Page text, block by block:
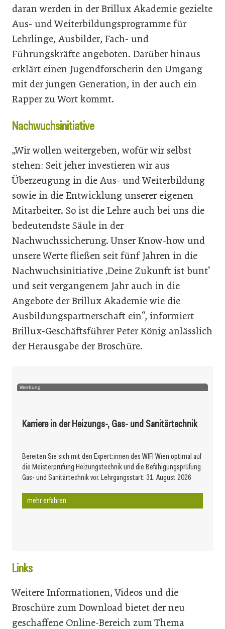
daran werden in der Brillux Akademie gezielte
Aus- und Weiterbildungsprogramme für
Lehrlinge, Ausbilder, Fach- und
Führungskräfte angeboten. Darüber hinaus
erklärt einen Jugendforscherin den Umgang
mit der jungen Generation, in der auch ein
Rapper zu Wort kommt.
Nachwuchsinitiative
„Wir wollen weitergeben, wofür wir selbst
stehen: Seit jeher investieren wir aus
Überzeugung in die Aus- und Weiterbildung
sowie in die Entwicklung unserer eigenen
Mitarbeiter. So ist die Lehre auch bei uns die
bedeutendste Säule in der
Nachwuchssicherung. Unser Know-how und
unsere Werte fließen seit fünf Jahren in die
Nachwuchsinitiative ‚Deine Zukunft ist bunt‘
und seit vergangenem Jahr auch in die
Angebote der Brillux Akademie wie die
Ausbildungspartnerschaft ein“, informiert
Brillux-Geschäftsführer Peter König anlässlich
der Herausgabe der Broschüre.
Werbung
Karriere in der Heizungs-, Gas- und Sanitärtechnik
Bereiten Sie sich mit den Expert:innen des WIFI Wien optimal auf
die Meisterprüfung Heizungstechnik und die Befähigungsprüfung
Gas- und Sanitärtechnik vor. Lehrgangsstart: 31. August 2026
mehr erfahren
Links
Weitere Informationen, Videos und die
Broschüre zum Download bietet der neu
geschaffene Online-Bereich zum Thema